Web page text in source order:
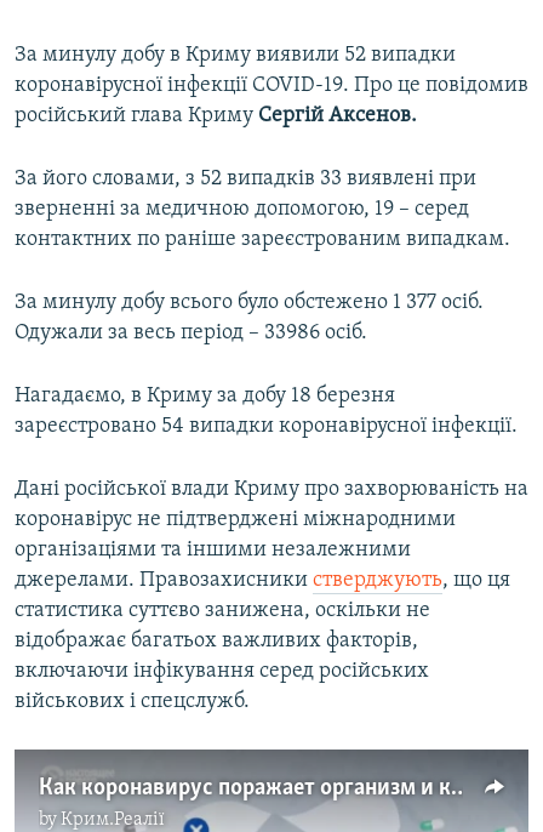
За минулу добу в Криму виявили 52 випадки
коронавірусної інфекції COVID-19. Про це повідомив
російський глава Криму Сергій Аксенов.
За його словами, з 52 випадків 33 виявлені при
зверненні за медичною допомогою, 19 – серед
контактних по раніше зареєстрованим випадкам.
За минулу добу всього було обстежено 1 377 осіб.
Одужали за весь період – 33986 осіб.
Нагадаємо, в Криму за добу 18 березня
зареєстровано 54 випадки коронавірусної інфекції.
Дані російської влади Криму про захворюваність на
коронавірус не підтверджені міжнародними
організаціями та іншими незалежними
джерелами. Правозахисники стверджують, що ця
статистика суттєво занижена, оскільки не
відображає багатьох важливих факторів,
включаючи інфікування серед російських
військових і спецслужб.
Как коронавирус поражает организм и как больных лечат на разных стадиях (видео)
byКрим.Реалії